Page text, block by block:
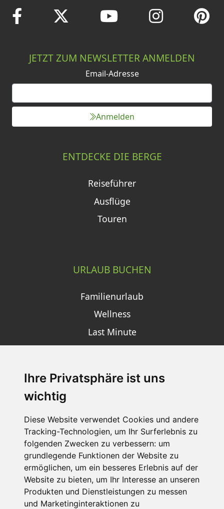
Ihre Privatsphäre ist uns
wichtig
Diese Website verwendet Cookies und andere
Tracking-Technologien, um Ihr Surferlebnis zu
folgenden Zwecken zu verbessern: um
grundlegende Funktionen der Website zu
ermöglichen, um ein besseres Erlebnis auf der
Website zu bieten, um Ihr Interesse an unseren
Produkten und Dienstleistungen zu messen
und Marketinginteraktionen zu
JETZT ZUM NEWSLETTER ANMELDEN
Email-Adresse
Anmelden
ENTDECKE DIE BERGE
Reiseführer
Ausflüge
Touren
URLAUB BUCHEN
Familienurlaub
Wellness
Last Minute
SCHNEEHÖHEN SKI APP
Die Schneehoehen Ski APP für iOS und Android - Ein
Muss für alle Wintersportler und Schneefreaks!